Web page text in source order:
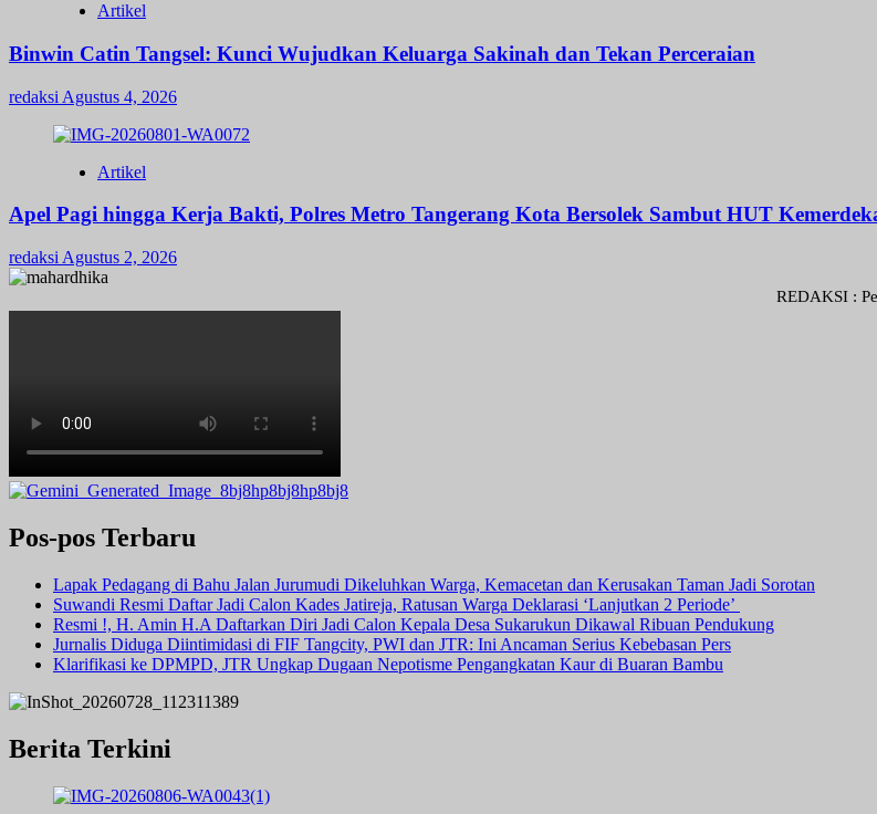
Artikel
Binwin Catin Tangsel: Kunci Wujudkan Keluarga Sakinah dan Tekan Perceraian
redaksi Agustus 4, 2026
Artikel
Apel Pagi hingga Kerja Bakti, Polres Metro Tangerang Kota Bersolek Sambut HUT
redaksi Agustus 2, 2026
REDAKSI :
Pos-pos Terbaru
Lapak Pedagang di Bahu Jalan Jurumudi Dikeluhkan Warga, Kemacetan dan Kerusakan Taman Jadi Sorotan
Suwandi Resmi Daftar Jadi Calon Kades Jatireja, Ratusan Warga Deklarasi ‘Lanjutkan 2 Periode’
Resmi !, H. Amin H.A Daftarkan Diri Jadi Calon Kepala Desa Sukarukun Dikawal Ribuan Pendukung
Jurnalis Diduga Diintimidasi di FIF Tangcity, PWI dan JTR: Ini Ancaman Serius Kebebasan Pers
Klarifikasi ke DPMPD, JTR Ungkap Dugaan Nepotisme Pengangkatan Kaur di Buaran Bambu
Berita Terkini